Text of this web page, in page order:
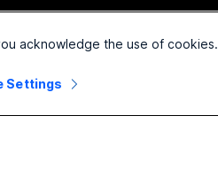
oikeudet pidätetään.
acknowledge the use of cookies.
Settings